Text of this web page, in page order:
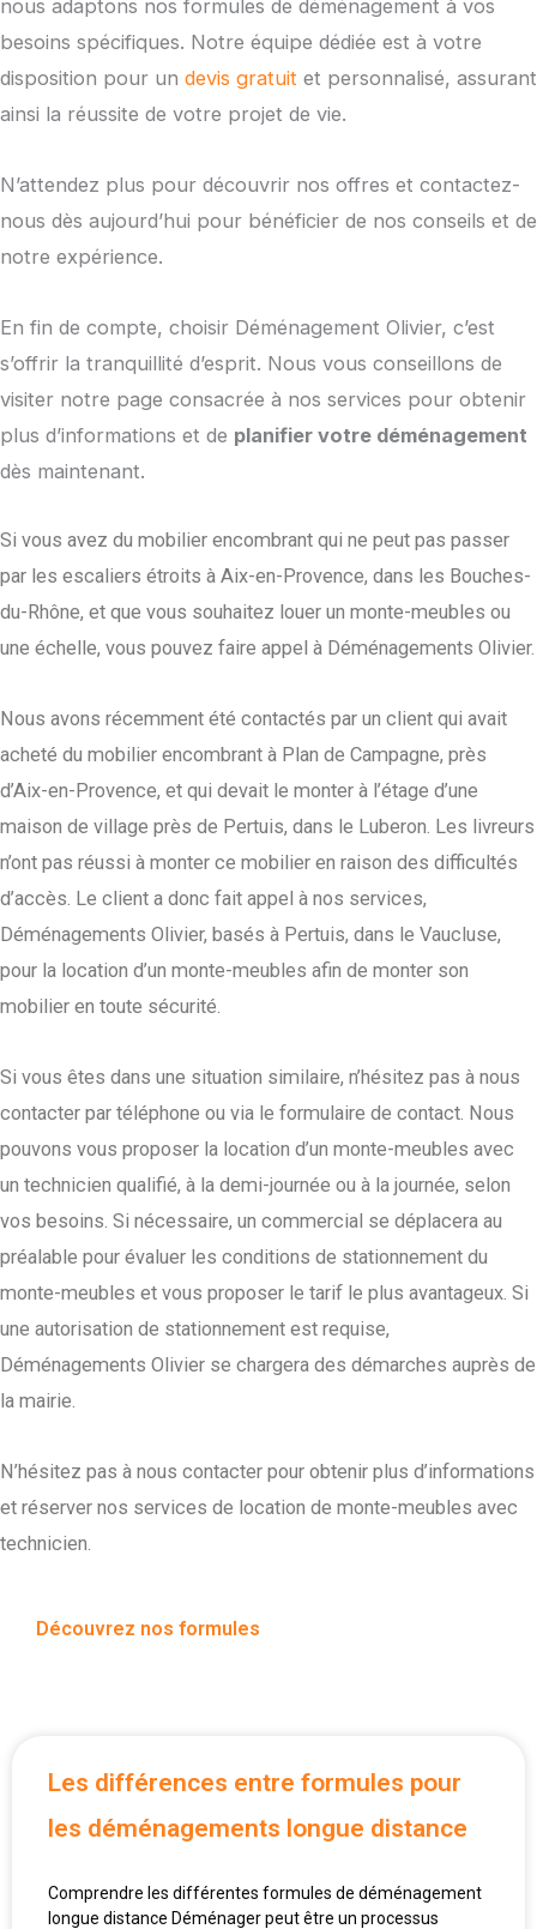
nous adaptons nos formules de déménagement à vos
besoins spécifiques. Notre équipe dédiée est à votre
disposition pour un devis gratuit et personnalisé, assurant
ainsi la réussite de votre projet de vie.
N’attendez plus pour découvrir nos offres et contactez-
nous dès aujourd’hui pour bénéficier de nos conseils et de
notre expérience.
En fin de compte, choisir Déménagement Olivier, c’est
s’offrir la tranquillité d’esprit. Nous vous conseillons de
visiter notre page consacrée à nos services pour obtenir
plus d’informations et de planifier votre déménagement
dès maintenant.
Si vous avez du mobilier encombrant qui ne peut pas passer
par les escaliers étroits à Aix-en-Provence, dans les Bouches-
du-Rhône, et que vous souhaitez louer un monte-meubles ou
une échelle, vous pouvez faire appel à Déménagements Olivier.
Nous avons récemment été contactés par un client qui avait
acheté du mobilier encombrant à Plan de Campagne, près
d’Aix-en-Provence, et qui devait le monter à l’étage d’une
maison de village près de Pertuis, dans le Luberon. Les livreurs
n’ont pas réussi à monter ce mobilier en raison des difficultés
d’accès. Le client a donc fait appel à nos services,
Déménagements Olivier, basés à Pertuis, dans le Vaucluse,
pour la location d’un monte-meubles afin de monter son
mobilier en toute sécurité.
Si vous êtes dans une situation similaire, n’hésitez pas à nous
contacter par téléphone ou via le formulaire de contact. Nous
pouvons vous proposer la location d’un monte-meubles avec
un technicien qualifié, à la demi-journée ou à la journée, selon
vos besoins. Si nécessaire, un commercial se déplacera au
préalable pour évaluer les conditions de stationnement du
monte-meubles et vous proposer le tarif le plus avantageux. Si
une autorisation de stationnement est requise,
Déménagements Olivier se chargera des démarches auprès de
la mairie.
N’hésitez pas à nous contacter pour obtenir plus d’informations
et réserver nos services de location de monte-meubles avec
technicien.
Découvrez nos formules
Les différences entre formules pour
les déménagements longue distance
Comprendre les différentes formules de déménagement
longue distance Déménager peut être un processus